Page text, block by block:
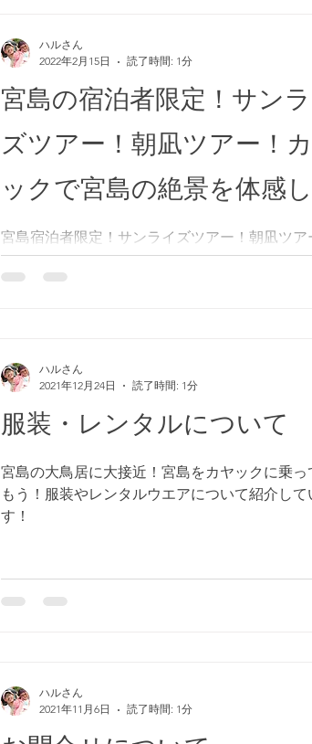
宮島の宿泊者限定！サン
ズツアー！朝凪ツアー！
ックで宮島の絶景を体感
う！
宮島宿泊者限定！サンライズツアー！朝凪ツア
ハルさん
2022年2月15日
読了時間: 1分
服装・レンタルについて
宮島の大鳥居に大接近！宮島をカヤックに乗っ
もう！服装やレンタルウエアについて紹介して
す！
ハルさん
2021年12月24日
読了時間: 1分
ハルさん
2021年11月6日
読了時間: 1分